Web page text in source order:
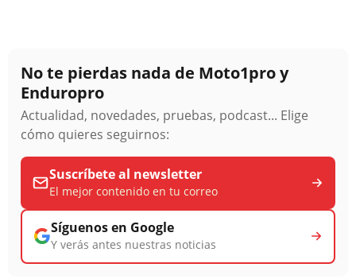
No te pierdas nada de Moto1pro y
Enduropro
Actualidad, novedades, pruebas, podcast... Elige
cómo quieres seguirnos:
Suscríbete al newsletter
El mejor contenido en tu correo
Síguenos en Google
Y verás antes nuestras noticias